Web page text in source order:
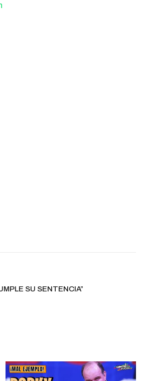
SU SENTENCIA”